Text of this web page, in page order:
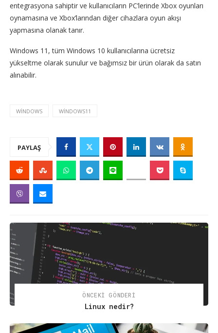
entegrasyona sahiptir ve kullanıcıların PC’lerinde Xbox oyunları
oynamasına ve Xbox’larından diğer cihazlara oyun akışı
yapmasına olanak tanır.
Windows 11, tüm Windows 10 kullanıcılarına ücretsiz
yükseltme olarak sunulur ve bağımsız bir ürün olarak da satın
alınabilir.
WINDOWS WINDOWS11
PAYLAŞ
ÖNCEKI GÖNDERI
Linux nedir?